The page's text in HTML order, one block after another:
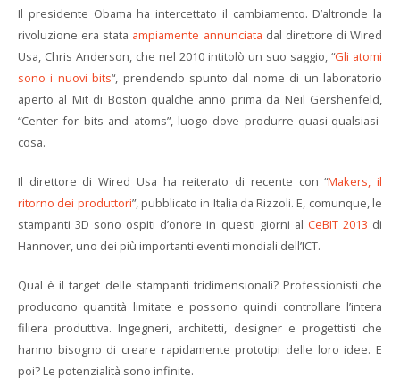
Il presidente Obama ha intercettato il cambiamento. D’altronde la
rivoluzione era stata ampiamente annunciata dal direttore di Wired
Usa, Chris Anderson, che nel 2010 intitolò un suo saggio, “Gli atomi
sono i nuovi bits“, prendendo spunto dal nome di un laboratorio
aperto al Mit di Boston qualche anno prima da Neil Gershenfeld,
“Center for bits and atoms”, luogo dove produrre quasi-qualsiasi-
cosa.
Il direttore di Wired Usa ha reiterato di recente con “Makers, il
ritorno dei produttori”, pubblicato in Italia da Rizzoli. E, comunque, le
stampanti 3D sono ospiti d’onore in questi giorni al CeBIT 2013 di
Hannover, uno dei più importanti eventi mondiali dell’ICT.
Qual è il target delle stampanti tridimensionali? Professionisti che
producono quantità limitate e possono quindi controllare l’intera
filiera produttiva. Ingegneri, architetti, designer e progettisti che
hanno bisogno di creare rapidamente prototipi delle loro idee. E
poi? Le potenzialità sono infinite.